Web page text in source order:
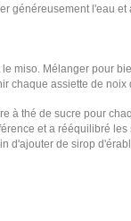
généreusement l'eau
miso. Mélanger pour
chaque assiette de
à thé de sucre pour
et a rééquilibré
d'ajouter de sirop